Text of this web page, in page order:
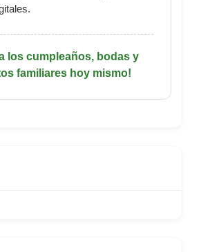
los cumpleaños, bodas y
familiares hoy mismo!